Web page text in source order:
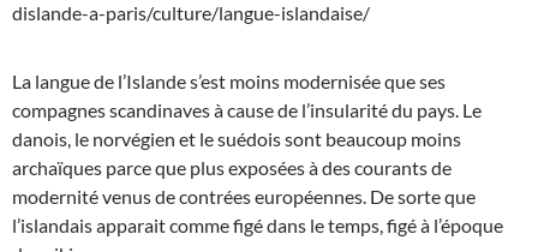
dislande-a-paris/culture/langue-islandaise/
La langue de l’Islande s’est moins modernisée que ses
compagnes scandinaves à cause de l’insularité du pays. Le
danois, le norvégien et le suédois sont beaucoup moins
archaïques parce que plus exposées à des courants de
modernité venus de contrées européennes. De sorte que
l’islandais apparait comme figé dans le temps, figé à l’époque